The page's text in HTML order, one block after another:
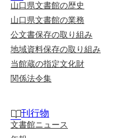
山口県文書館の歴史
山口県文書館の業務
公文書保存の取り組み
地域資料保存の取り組み
当館蔵の指定文化財
関係法令集
刊行物
文書館ニュース